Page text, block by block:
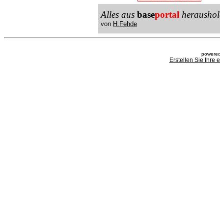
Alles aus baseportal
von H.Fehde
Erstellen Sie Ihre